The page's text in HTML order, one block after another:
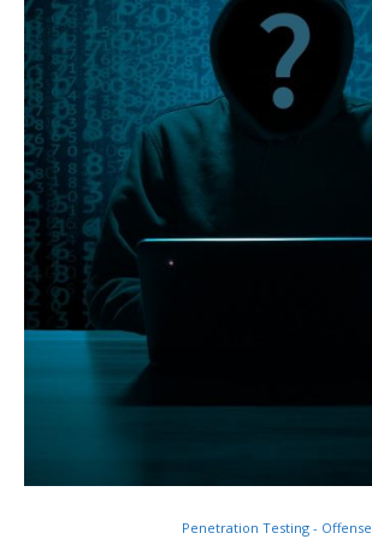
Penetration Testing - Offense